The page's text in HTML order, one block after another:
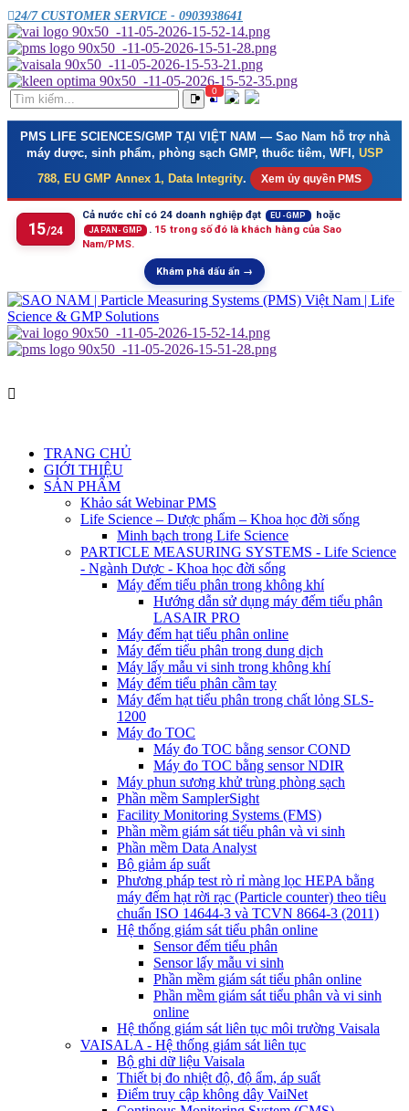
24/7 CUSTOMER SERVICE - 0903938641
0
PMS LIFE SCIENCES/GMP TẠI VIỆT NAM — Sao Nam hỗ trợ nhà
máy dược, sinh phẩm, phòng sạch GMP, thuốc tiêm, WFI, USP
788, EU GMP Annex 1, Data Integrity. Xem ủy quyền PMS
15/24
Cả nước chỉ có 24 doanh nghiệp đạt EU-GMP hoặc
JAPAN-GMP . 15 trong số đó là khách hàng của Sao
Nam/PMS.
Khám phá dấu ấn →
TRANG CHỦ
GIỚI THIỆU
SẢN PHẨM
Khảo sát Webinar PMS
Life Science – Dược phẩm – Khoa học đời sống
Minh bạch trong Life Science
PARTICLE MEASURING SYSTEMS - Life Science
- Ngành Dược - Khoa học đời sống
Máy đếm tiểu phân trong không khí
Hướng dẫn sử dụng máy đếm tiểu phân
LASAIR PRO
Máy đếm hạt tiểu phân online
Máy đếm tiểu phân trong dung dịch
Máy lấy mẫu vi sinh trong không khí
Máy đếm tiểu phân cầm tay
Máy đếm hạt tiểu phân trong chất lỏng SLS-
1200
Máy đo TOC
Máy đo TOC bằng sensor COND
Máy đo TOC bằng sensor NDIR
Máy phun sương khử trùng phòng sạch
Phần mềm SamplerSight
Facility Monitoring Systems (FMS)
Phần mềm giám sát tiểu phân và vi sinh
Phần mềm Data Analyst
Bộ giảm áp suất
Phương pháp test rò rỉ màng lọc HEPA bằng
máy đếm hạt rời rạc (Particle counter) theo tiêu
chuẩn ISO 14644-3 và TCVN 8664-3 (2011)
Hệ thống giám sát tiểu phân online
Sensor đếm tiểu phân
Sensor lấy mẫu vi sinh
Phần mềm giám sát tiểu phân online
Phần mềm giám sát tiểu phân và vi sinh
online
Hệ thống giám sát liên tục môi trường Vaisala
VAISALA - Hệ thống giám sát liên tục
Bộ ghi dữ liệu Vaisala
Thiết bị đo nhiệt độ, độ ẩm, áp suất
Điểm truy cập không dây VaiNet